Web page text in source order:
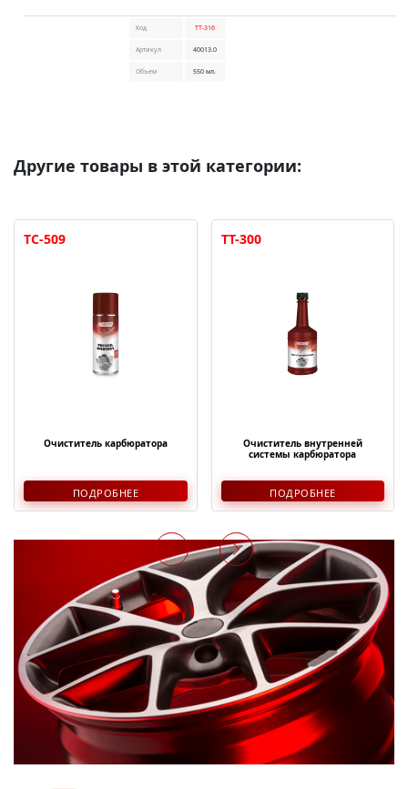
Код TT-316
Артикул 40013.0
Объем 550 мл.
Другие товары в этой категории:
TT-300
Очиститель внутренней
ПОДРОБНЕЕ
TT-302
Очиститель инжектора (в топл.
бак)
ПОДРОБНЕЕ